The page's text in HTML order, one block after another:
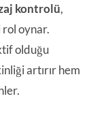
kontrolü,
oynar.
olduğu
artırır hem